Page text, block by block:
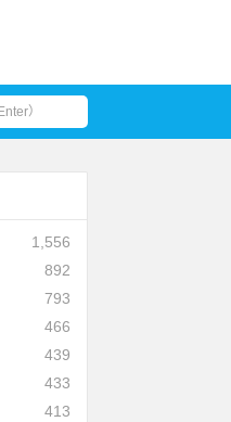
1,556
892
793
466
439
433
413